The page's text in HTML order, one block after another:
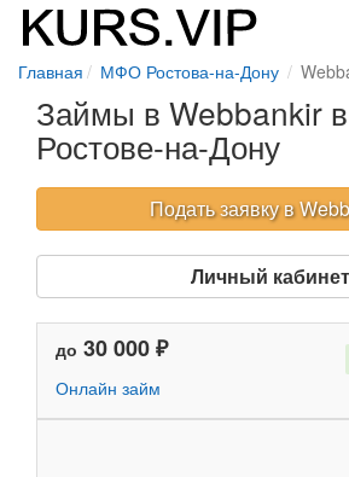
Главная МФО Ростова-на-Дону
Займы в Webbankir в
Ростове-на-Дону
Подать заявку в
Личный кабинет
до 30 000 ₽
Онлайн займ